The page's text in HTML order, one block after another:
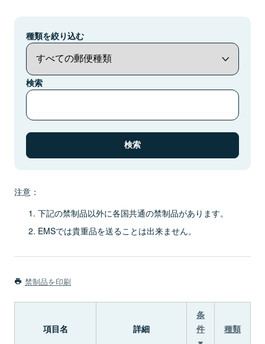
種類を絞り込む
検索
注意：
下記の禁制品以外に各国共通の禁制品があります。
EMSでは貴重品を送ることは出来ません。
禁制品を印刷
項目名 詳細
条
件
種類